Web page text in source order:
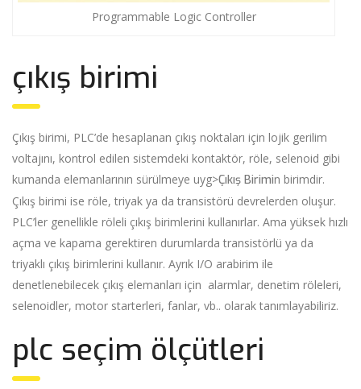
Programmable Logic Controller
çıkış birimi
Çıkış birimi, PLC’de hesaplanan çıkış noktaları için lojik gerilim
voltajını, kontrol edilen sistemdeki kontaktör, röle, selenoid gibi
kumanda elemanlarının sürülmeye uyg>Çıkış Birimin birimdir.
Çıkış birimi ise röle, triyak ya da transistörü devrelerden oluşur.
PLC’ler genellikle röleli çıkış birimlerini kullanırlar. Ama yüksek hızlı
açma ve kapama gerektiren durumlarda transistörlü ya da
triyaklı çıkış birimlerini kullanır. Ayrık I/O arabirim ile
denetlenebilecek çıkış elemanları için alarmlar, denetim röleleri,
selenoidler, motor starterleri, fanlar, vb.. olarak tanımlayabiliriz.
plc seçim ölçütleri